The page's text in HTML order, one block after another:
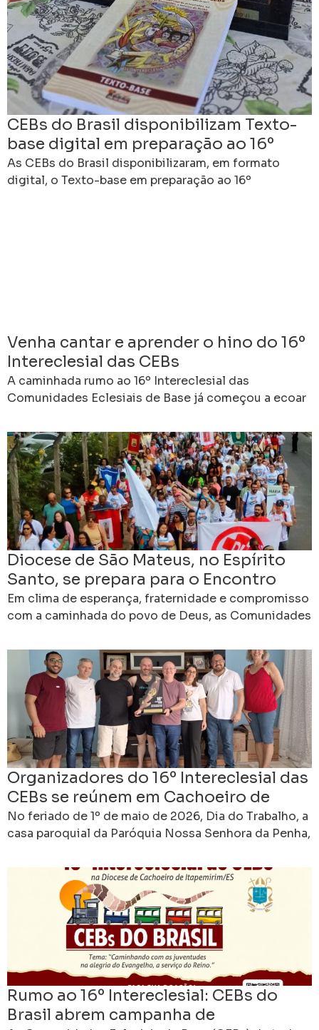
CEBs do Brasil disponibilizam Texto-
base digital em preparação ao 16º
Intereclesial
As CEBs do Brasil disponibilizaram, em formato
digital, o Texto-base em preparação ao 16º
Venha cantar e aprender o hino do 16º
Intereclesial das CEBs
A caminhada rumo ao 16º Intereclesial das
Comunidades Eclesiais de Base já começou a ecoar
o Brasil.
Diocese de São Mateus, no Espírito
Santo, se prepara para o Encontro
Diocesano das CEBs
Em clima de esperança, fraternidade e compromisso
com a caminhada do povo de Deus, as Comunidades
Organizadores do 16º Intereclesial das
CEBs se reúnem em Cachoeiro de
Itapemirim para avançar na
preparação do encontro nacional
No feriado de 1º de maio de 2026, Dia do Trabalho, a
casa paroquial da Paróquia Nossa Senhora da Penha,
Rumo ao 16º Intereclesial: CEBs do
Brasil abrem campanha de